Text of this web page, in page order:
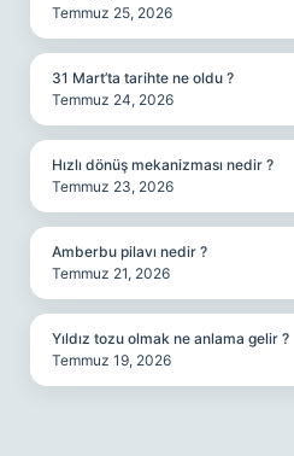
Temmuz 25, 2026
31 Mart’ta tarihte ne oldu ?
Temmuz 24, 2026
Hızlı dönüş mekanizması nedir ?
Temmuz 23, 2026
Amberbu pilavı nedir ?
Temmuz 21, 2026
Yıldız tozu olmak ne anlama gelir ?
Temmuz 19, 2026